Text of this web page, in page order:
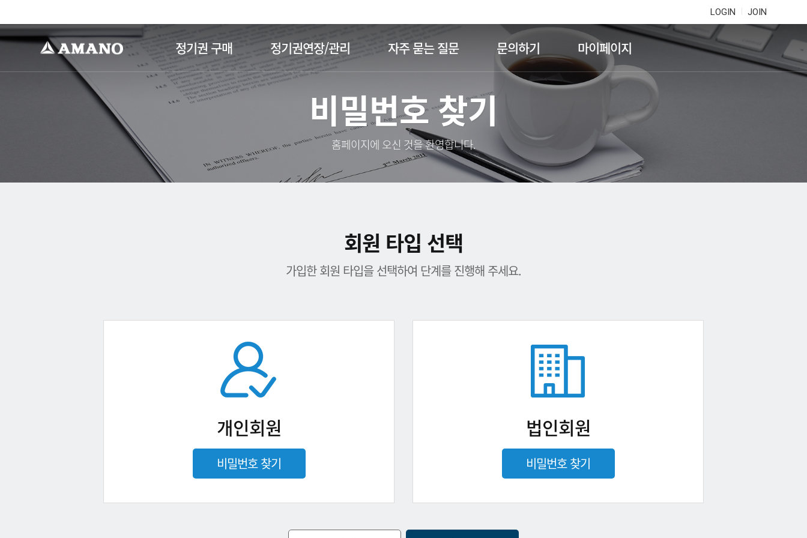
LOGIN JOIN
정기권 구매 정기권연장/관리 자주 묻는 질문 문의하기 마이페이지
비밀번호 찾기
홈페이지에 오신 것을 환영합니다.
회원 타입 선택
가입한 회원 타입을 선택하여 단계를 진행해 주세요.
개인회원
비밀번호 찾기
법인회원
비밀번호 찾기